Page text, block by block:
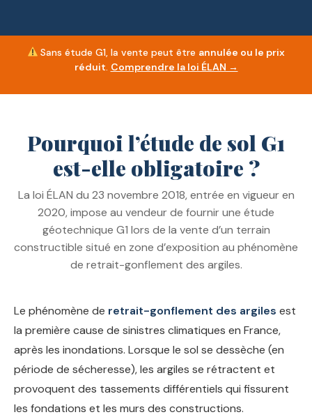
Sans étude G1, la vente peut être annulée ou le prix
réduit. Comprendre la loi ÉLAN →
Pourquoi l’étude de sol G1
est-elle obligatoire ?
La loi ÉLAN du 23 novembre 2018, entrée en vigueur en
2020, impose au vendeur de fournir une étude
géotechnique G1 lors de la vente d’un terrain
constructible situé en zone d’exposition au phénomène
de retrait-gonflement des argiles.
Le phénomène de retrait-gonflement des argiles est
la première cause de sinistres climatiques en France,
après les inondations. Lorsque le sol se dessèche (en
période de sécheresse), les argiles se rétractent et
provoquent des tassements différentiels qui fissurent
les fondations et les murs des constructions.